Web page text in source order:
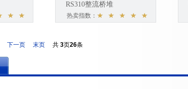
RS310整流桥堆
热卖指数：
下一页 末页 共 3页26条